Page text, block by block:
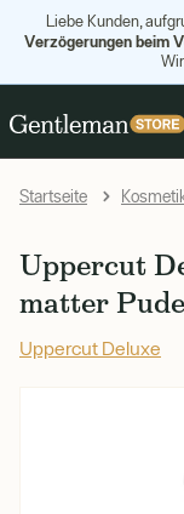
Liebe Kunden,
Verzögerungen beim
Startseite
Uppercut
matter
Uppercut Deluxe